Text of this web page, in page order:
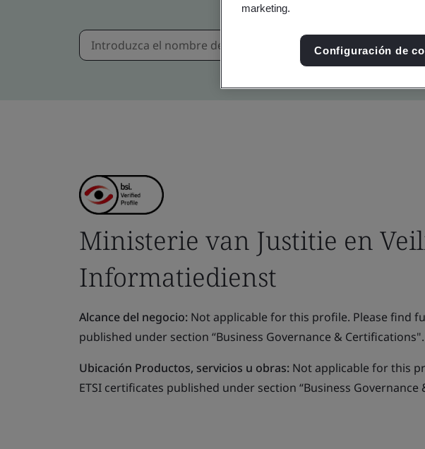
Ministerie van Justitie en
Informatiedienst
Alcance del negocio: Not applicable for this profile. Please find
published under section “Business Governance & Certifications".
Ubicación Productos, servicios u obras: Not applicable for this
ETSI certificates published under section “Business
marketing.
Configuración de